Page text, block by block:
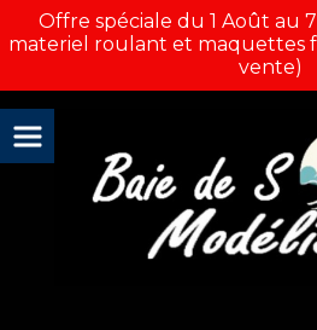
Offre spéciale du 1 Août au
materiel roulant et maquettes
vente)
Panneau de gestion des cookies